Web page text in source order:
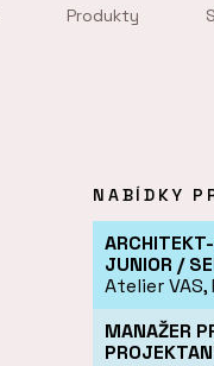
Produkty
NABÍDKY
JUNIOR /
Atelier VAS,
MANAŽER